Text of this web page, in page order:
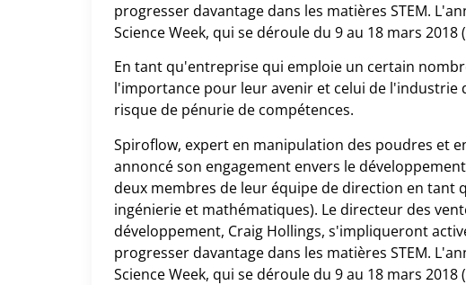
progresser davantage dans les matières STEM.
Science Week, qui se déroule du 9 au 18 mars 2018
En tant qu'entreprise qui emploie un certain
l'importance pour leur avenir et celui de l'industrie
risque de pénurie de compétences.
Spiroflow, expert en manipulation des poudres et
annoncé son engagement envers le
deux membres de leur équipe de direction en tant
ingénierie et mathématiques). Le directeur des
développement, Craig Hollings, s'impliqueront
progresser davantage dans les matières STEM.
Science Week, qui se déroule du 9 au 18 mars 2018